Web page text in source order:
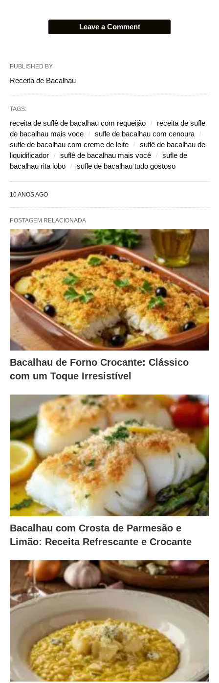
Leave a Comment
PUBLISHED BY
Receita de Bacalhau
TAGS:
receita de suflê de bacalhau com requeijão
receita de sufle
de bacalhau mais voce
sufle de bacalhau com cenoura
sufle de bacalhau com creme de leite
suflê de bacalhau de
liquidificador
suflê de bacalhau mais você
sufle de
bacalhau rita lobo
sufle de bacalhau tudo gostoso
10 ANOS AGO
POSTAGEM RELACIONADA
Bacalhau de Forno Crocante: Clássico
com um Toque Irresistível
Bacalhau com Crosta de Parmesão e
Limão: Receita Refrescante e Crocante